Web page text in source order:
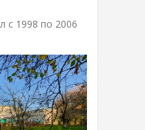
с 1998 по 2006